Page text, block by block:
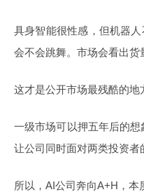
具身智能很性感，但机器
会不会跳舞。市场会看出
这才是公开市场最残酷的地
一级市场可以押五年后的
让公司同时面对两类投资
所以，AI公司奔向A+H，